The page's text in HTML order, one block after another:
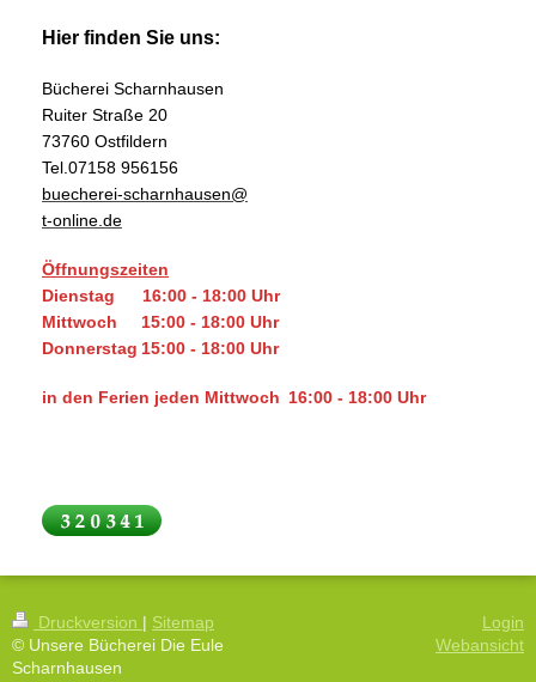
Hier finden Sie uns:
Bücherei Scharnhausen
Ruiter Straße 20
73760 Ostfildern
Tel.07158 956156
buecherei-scharnhausen@
t-online.de
Öffnungszeiten
Dienstag
16:00 - 18:00 Uhr
Mittwoch 15:00 - 18:00 Uhr
Donnerstag 15:00 - 18:00 Uhr
in den Ferien jeden Mittwoch 16:00 - 18:00 Uhr
Druckversion | Sitemap
© Unsere Bücherei Die Eule
Scharnhausen
Login
Webansicht